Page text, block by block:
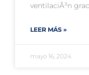
ventilaciÃ³n
LEER MÁS »
mayo 16, 2024